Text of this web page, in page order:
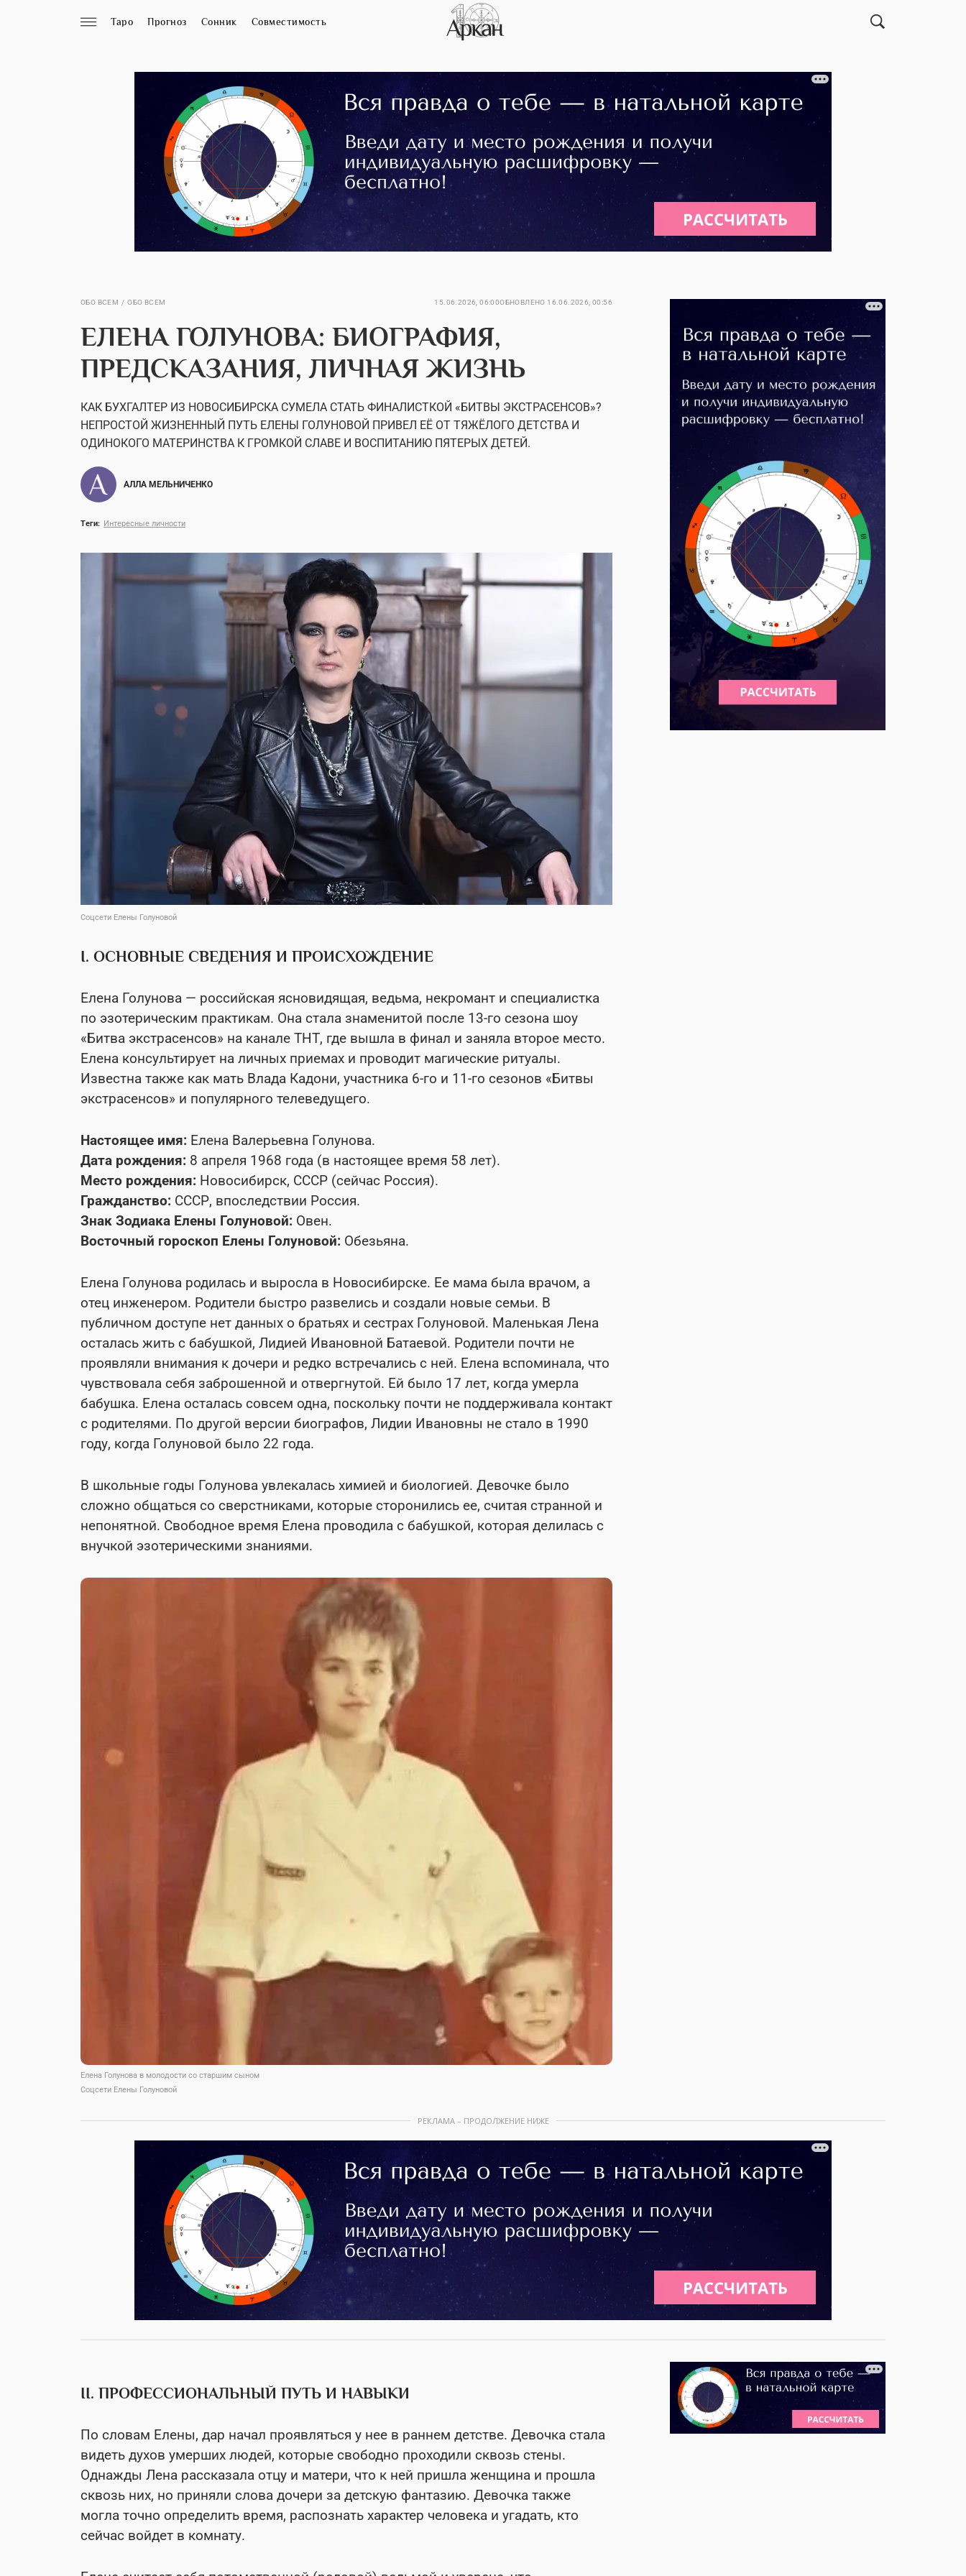
Таро Прогноз Сонник Совместимость
ОБО ВСЕМ ОБО ВСЕМ 15.06.2026, 06:00ОБНОВЛЕНО 16.06.2026, 00:56
ЕЛЕНА ГОЛУНОВА: БИОГРАФИЯ,
ПРЕДСКАЗАНИЯ, ЛИЧНАЯ ЖИЗНЬ
КАК БУХГАЛТЕР ИЗ НОВОСИБИРСКА СУМЕЛА СТАТЬ ФИНАЛИСТКОЙ «БИТВЫ ЭКСТРАСЕНСОВ»?
НЕПРОСТОЙ ЖИЗНЕННЫЙ ПУТЬ ЕЛЕНЫ ГОЛУНОВОЙ ПРИВЕЛ ЕЁ ОТ ТЯЖЁЛОГО ДЕТСТВА И
ОДИНОКОГО МАТЕРИНСТВА К ГРОМКОЙ СЛАВЕ И ВОСПИТАНИЮ ПЯТЕРЫХ ДЕТЕЙ.
АЛЛА МЕЛЬНИЧЕНКО
Теги: Интересные личности
Соцсети Елены Голуновой
I. ОСНОВНЫЕ СВЕДЕНИЯ И ПРОИСХОЖДЕНИЕ
Елена Голунова — российская ясновидящая, ведьма, некромант и специалистка
по эзотерическим практикам. Она стала знаменитой после 13-го сезона шоу
«Битва экстрасенсов» на канале ТНТ, где вышла в финал и заняла второе место.
Елена консультирует на личных приемах и проводит магические ритуалы.
Известна также как мать Влада Кадони, участника 6-го и 11-го сезонов «Битвы
экстрасенсов» и популярного телеведущего.
Настоящее имя: Елена Валерьевна Голунова.
Дата рождения: 8 апреля 1968 года (в настоящее время 58 лет).
Место рождения: Новосибирск, СССР (сейчас Россия).
Гражданство: СССР, впоследствии Россия.
Знак Зодиака Елены Голуновой: Овен.
Восточный гороскоп Елены Голуновой: Обезьяна.
Елена Голунова родилась и выросла в Новосибирске. Ее мама была врачом, а
отец инженером. Родители быстро развелись и создали новые семьи. В
публичном доступе нет данных о братьях и сестрах Голуновой. Маленькая Лена
осталась жить с бабушкой, Лидией Ивановной Батаевой. Родители почти не
проявляли внимания к дочери и редко встречались с ней. Елена вспоминала, что
чувствовала себя заброшенной и отвергнутой. Ей было 17 лет, когда умерла
бабушка. Елена осталась совсем одна, поскольку почти не поддерживала контакт
с родителями. По другой версии биографов, Лидии Ивановны не стало в 1990
году, когда Голуновой было 22 года.
В школьные годы Голунова увлекалась химией и биологией. Девочке было
сложно общаться со сверстниками, которые сторонились ее, считая странной и
непонятной. Свободное время Елена проводила с бабушкой, которая делилась с
внучкой эзотерическими знаниями.
Елена Голунова в молодости со старшим сыном
Соцсети Елены Голуновой
РЕКЛАМА – ПРОДОЛЖЕНИЕ НИЖЕ
II. ПРОФЕССИОНАЛЬНЫЙ ПУТЬ И НАВЫКИ
По словам Елены, дар начал проявляться у нее в раннем детстве. Девочка стала
видеть духов умерших людей, которые свободно проходили сквозь стены.
Однажды Лена рассказала отцу и матери, что к ней пришла женщина и прошла
сквозь них, но приняли слова дочери за детскую фантазию. Девочка также
могла точно определить время, распознать характер человека и угадать, кто
сейчас войдет в комнату.